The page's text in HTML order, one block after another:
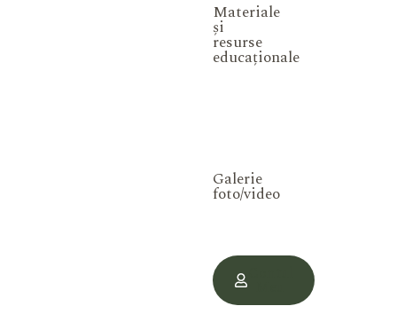
Materiale
și
resurse
educaționale
Galerie
foto/video